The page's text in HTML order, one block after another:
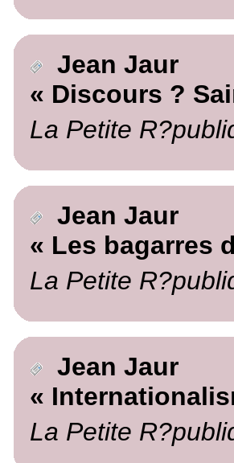
Jean Jaur
« Discours ?
La Petite
Jean Jaur
« Les bagarres
La Petite
Jean Jaur
«
La Petite